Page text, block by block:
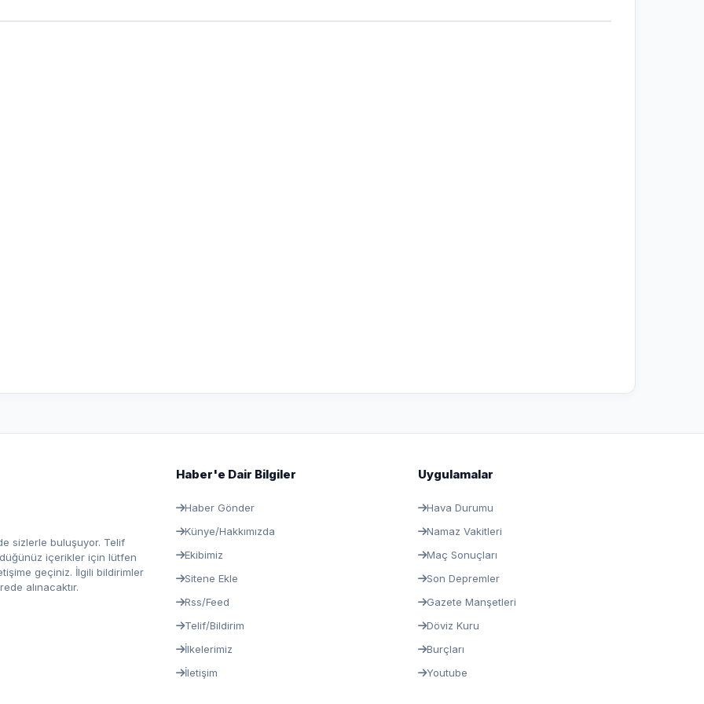
sizlerle buluşuyor. Telif
içerikler için lütfen
geçiniz. İlgili bildirimler
alınacaktır.
Haber'e Dair Bilgiler
Haber Gönder
Künye/Hakkımızda
Ekibimiz
Sitene Ekle
Rss/Feed
Telif/Bildirim
İlkelerimiz
İletişim
Uygulamalar
Hava Durumu
Namaz Vakitleri
Maç Sonuçları
Son Depremler
Gazete Manşetleri
Döviz Kuru
Burçları
Youtube